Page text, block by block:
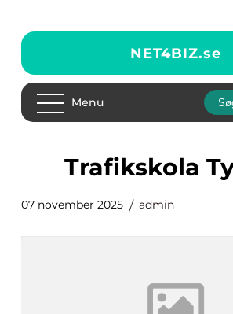
NET4BIZ.se
Menu
trafikskola
07 november 2025 admin